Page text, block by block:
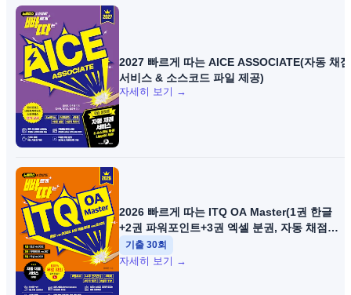
2027 빠르게 따는 AICE ASSOCIATE(자동 채점
서비스 & 소스코드 파일 제공)
자세히 보기 →
2026 빠르게 따는 ITQ OA Master(1권 한글
+2권 파워포인트+3권 엑셀 분권, 자동 채점
서비스 제공, 100% 무료 강의)
기출 30회
자세히 보기 →